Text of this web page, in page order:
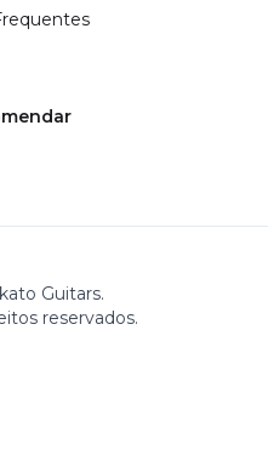
Guitars.
reservados.